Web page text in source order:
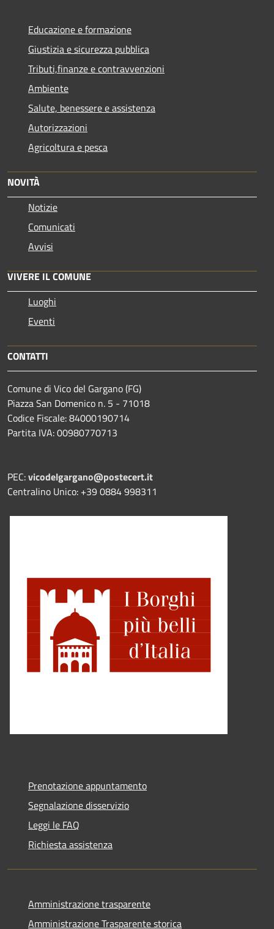
Educazione e formazione
Giustizia e sicurezza pubblica
Tributi,finanze e contravvenzioni
Ambiente
Salute, benessere e assistenza
Autorizzazioni
Agricoltura e pesca
NOVITÀ
Notizie
Comunicati
Avvisi
VIVERE IL COMUNE
Luoghi
Eventi
CONTATTI
Comune di Vico del Gargano (FG)
Piazza San Domenico n. 5 - 71018
Codice Fiscale: 84000190714
Partita IVA: 00980770713
PEC:vicodelgargano@postecert.it
Centralino Unico: +39 0884 998311
Prenotazione appuntamento
Segnalazione disservizio
Leggi le FAQ
Richiesta assistenza
Amministrazione trasparente
Amministrazione Trasparente storica